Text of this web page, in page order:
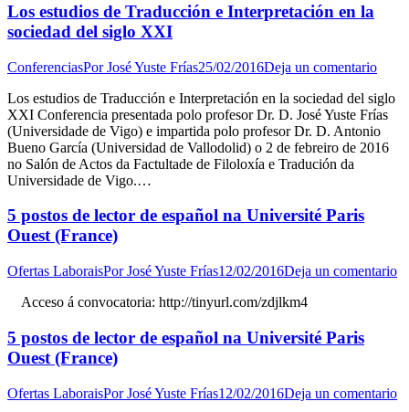
Los estudios de Traducción e Interpretación en la
sociedad del siglo XXI
ConferenciasPorJosé Yuste Frías25/02/2016Deja un comentario
Los estudios de Traducción e Interpretación en la sociedad del siglo
XXI Conferencia presentada polo profesor Dr. D. José Yuste Frías
(Universidade de Vigo) e impartida polo profesor Dr. D. Antonio
Bueno García (Universidad de Vallodolid) o 2 de febreiro de 2016
no Salón de Actos da Factultade de Filoloxía e Tradución da
Universidade de Vigo.…
5 postos de lector de español na Université Paris
Ouest (France)
Ofertas LaboraisPorJosé Yuste Frías12/02/2016Deja un comentario
Acceso á convocatoria: http://tinyurl.com/zdjlkm4
5 postos de lector de español na Université Paris
Ouest (France)
Ofertas LaboraisPorJosé Yuste Frías12/02/2016Deja un comentario